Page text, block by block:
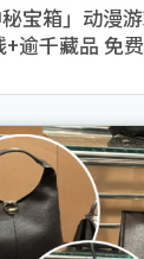
秘宝箱」动漫
逾千藏品 免